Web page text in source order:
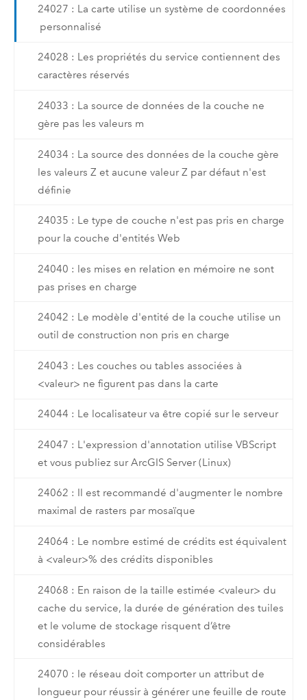
24027 : La carte utilise un système de coordonnées
personnalisé
24028 : Les propriétés du service contiennent des
caractères réservés
24033 : La source de données de la couche ne
gère pas les valeurs m
24034 : La source des données de la couche gère
les valeurs Z et aucune valeur Z par défaut n'est
définie
24035 : Le type de couche n'est pas pris en charge
pour la couche d'entités Web
24040 : les mises en relation en mémoire ne sont
pas prises en charge
24042 : Le modèle d'entité de la couche utilise un
outil de construction non pris en charge
24043 : Les couches ou tables associées à
<valeur> ne figurent pas dans la carte
24044 : Le localisateur va être copié sur le serveur
24047 : L'expression d'annotation utilise VBScript
et vous publiez sur ArcGIS Server (Linux)
24062 : Il est recommandé d'augmenter le nombre
maximal de rasters par mosaïque
24064 : Le nombre estimé de crédits est équivalent
à <valeur>% des crédits disponibles
24068 : En raison de la taille estimée <valeur> du
cache du service, la durée de génération des tuiles
et le volume de stockage risquent d’être
considérables
24070 : le réseau doit comporter un attribut de
longueur pour réussir à générer une feuille de route